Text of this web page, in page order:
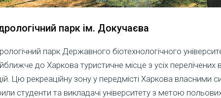
парк ім. Докучаєва
парк Державного біотехнологічного
до Харкова туристичне місце з усіх перелічених
Цю рекреаційну зону у передмісті Харкова власними
студенти та викладачі університету з метою